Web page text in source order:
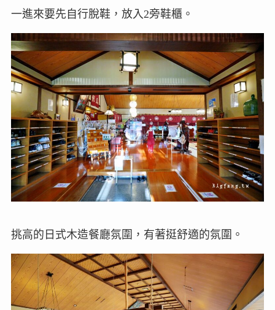
一進來要先自行脫鞋，放入2旁鞋櫃。
挑高的日式木造餐廳氛圍，有著挺舒適的氛圍。